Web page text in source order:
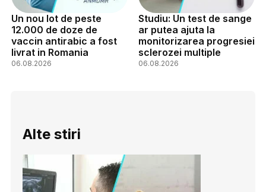
Un nou lot de peste
12.000 de doze de
vaccin antirabic a fost
livrat in Romania
06.08.2026
Studiu: Un test de sange
ar putea ajuta la
monitorizarea progresiei
sclerozei multiple
06.08.2026
Alte stiri